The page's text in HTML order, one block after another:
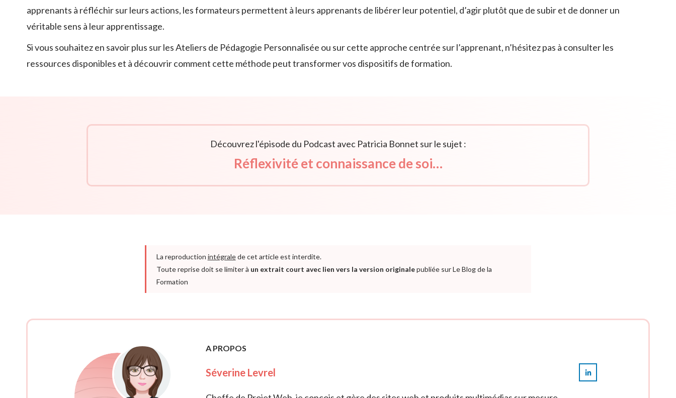
apprenants à réfléchir sur leurs actions, les formateurs permettent à leurs apprenants de libérer leur potentiel, d’agir plutôt que de subir et de donner un
véritable sens à leur apprentissage.
Si vous souhaitez en savoir plus sur les Ateliers de Pédagogie Personnalisée ou sur cette approche centrée sur l’apprenant, n’hésitez pas à consulter les
ressources disponibles et à découvrir comment cette méthode peut transformer vos dispositifs de formation.
Découvrez l'épisode du Podcast avec Patricia Bonnet sur le sujet :
Réflexivité et connaissance de soi…
La reproduction intégralede cet article est interdite.
Toute reprise doit se limiter à un extrait court avec lien vers la version originalepubliée sur Le Blog de la
Formation
A PROPOS
Séverine Levrel